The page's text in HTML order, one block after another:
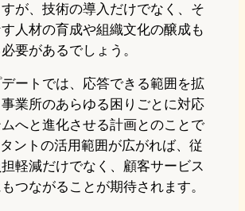
が、技術の導入だけでなく、そ
人材の育成や組織文化の醸成も
要があるでしょう。
ートでは、応答できる範囲を拡
業所のあらゆる困りごとに対応
へと進化させる計画とのことで
ントの活用範囲が広がれば、従
軽減だけでなく、顧客サービス
つながることが期待されます。